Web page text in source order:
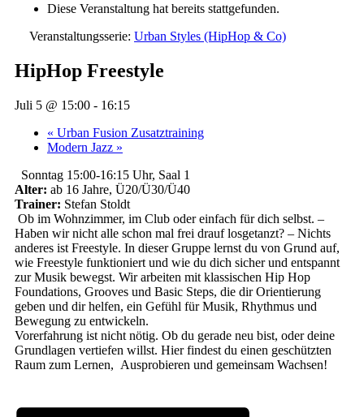
Diese Veranstaltung hat bereits stattgefunden.
Veranstaltungsserie: Urban Styles (HipHop & Co)
HipHop Freestyle
Juli 5 @ 15:00 - 16:15
« Urban Fusion Zusatztraining
Modern Jazz »
Sonntag 15:00-16:15 Uhr, Saal 1
Alter: ab 16 Jahre, Ü20/Ü30/Ü40
Trainer: Stefan Stoldt
Ob im Wohnzimmer, im Club oder einfach für dich selbst. –
Haben wir nicht alle schon mal frei drauf losgetanzt? – Nichts
anderes ist Freestyle. In dieser Gruppe lernst du von Grund auf,
wie Freestyle funktioniert und wie du dich sicher und entspannt
zur Musik bewegst. Wir arbeiten mit klassischen Hip Hop
Foundations, Grooves und Basic Steps, die dir Orientierung
geben und dir helfen, ein Gefühl für Musik, Rhythmus und
Bewegung zu entwickeln.
Vorerfahrung ist nicht nötig. Ob du gerade neu bist, oder deine
Grundlagen vertiefen willst. Hier findest du einen geschützten
Raum zum Lernen, Ausprobieren und gemeinsam Wachsen!